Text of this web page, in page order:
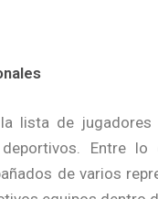
lista de
Entre lo
de varios